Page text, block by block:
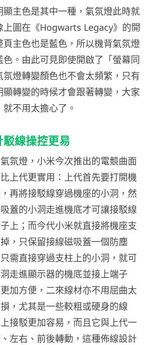
主色是其中一種，氣氛燈此時就
上圖在《Hogwarts Legacy》的開
頁主色也是藍色，所以機背氣氛燈
色。由此可見即使開啟了「螢幕同
氛燈轉變顏色也不會太頻繁，只有
轉變的時候才會跟著轉變，大家
就不用太擔心了。
線操控更易
氛燈，小米今次推出的電競曲面
上代更實用：上代首先要打開機
再將接駁線穿過機座的小洞，然
蓋的小洞走進機底才可讓接駁線
上；而今代小米就直接將機座支
，只保留接線磁吸蓋一個防塵
需直接穿過支柱上的小洞，就可
走進顯示器的機底並接上端子
加方便，二來線材亦不用屈曲太
，尤其是一些較粗或硬身的線
接駁更加容易，而且它與上代一
左右、前後轉動，這種佈線設計